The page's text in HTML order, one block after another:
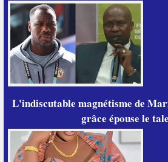
L'indiscutable magnétisme de
grâce épouse le